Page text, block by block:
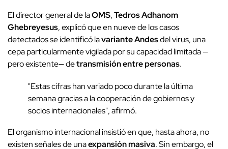
El director general de laOMS,Tedros Adhanom
Ghebreyesus, explicó que en nueve de los casos
detectados se identificó lavariante Andesdel virus, una
cepa particularmente vigilada por su capacidad limitada —
pero existente— detransmisión entre personas.
"Estas cifras han variado poco durante la última
semana gracias a la cooperación de gobiernos y
socios internacionales", afirmó.
El organismo internacional insistió en que, hasta ahora, no
existen señales de unaexpansión masiva. Sin embargo, el